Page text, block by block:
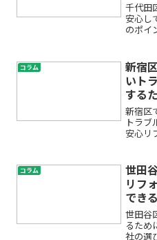
千代田
安心し
のポイ
でマ
いる
配…」
よくわ
コラム
新宿
いト
する
新宿区
トラブ
安心リ
ーム
ブル
たらど
んか？
コラム
世田
リフ
でき
世田谷
るため
社の選